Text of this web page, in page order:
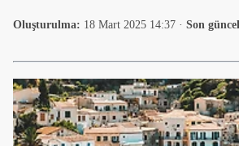
Oluşturulma: 18 Mart 2025 14:37 · Son